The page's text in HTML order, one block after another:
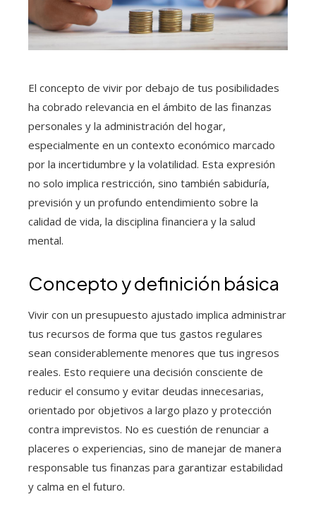
El concepto de vivir por debajo de tus posibilidades
ha cobrado relevancia en el ámbito de las finanzas
personales y la administración del hogar,
especialmente en un contexto económico marcado
por la incertidumbre y la volatilidad. Esta expresión
no solo implica restricción, sino también sabiduría,
previsión y un profundo entendimiento sobre la
calidad de vida, la disciplina financiera y la salud
mental.
Concepto y definición básica
Vivir con un presupuesto ajustado implica administrar
tus recursos de forma que tus gastos regulares
sean considerablemente menores que tus ingresos
reales. Esto requiere una decisión consciente de
reducir el consumo y evitar deudas innecesarias,
orientado por objetivos a largo plazo y protección
contra imprevistos. No es cuestión de renunciar a
placeres o experiencias, sino de manejar de manera
responsable tus finanzas para garantizar estabilidad
y calma en el futuro.